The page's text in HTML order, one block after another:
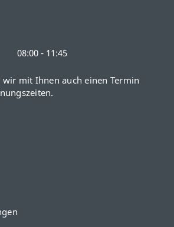
08:00 - 11:45
mit Ihnen auch einen Termin